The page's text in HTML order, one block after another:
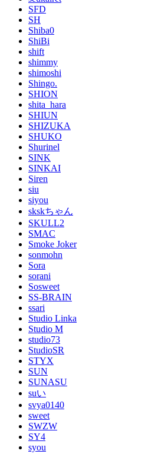
SFD
SH
Shiba0
ShiBi
shift
shimmy
shimoshi
Shingo.
SHION
shita_hara
SHIUN
SHIZUKA
SHUKO
Shurinel
SINK
SINKAI
Siren
siu
siyou
skskちゃん
SKULL2
SMAC
Smoke Joker
sonmohn
Sora
sorani
Sosweet
SS-BRAIN
ssari
Studio Linka
Studio M
studio73
StudioSR
STYX
SUN
SUNASU
suい
svya0140
sweet
SWZW
SY4
syou